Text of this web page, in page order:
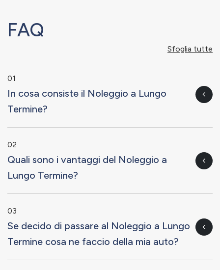
FAQ
Sfoglia tutte
01
In cosa consiste il Noleggio a Lungo
Termine?
02
Quali sono i vantaggi del Noleggio a
Lungo Termine?
03
Se decido di passare al Noleggio a Lungo
Termine cosa ne faccio della mia auto?